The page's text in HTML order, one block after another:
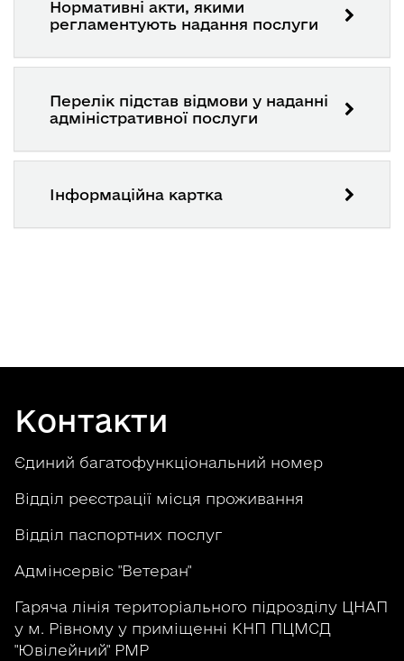
Нормативні акти, якими
регламентують надання послуги
Перелік підстав відмови у наданні
адміністративної послуги
Інформаційна картка
Контакти
Єдиний багатофункціональний номер
Відділ реєстрації місця проживання
Відділ паспортних послуг
Адмінсервіс "Ветеран"
Гаряча лінія територіального підрозділу ЦНАП
у м. Рівному у приміщенні КНП ПЦМСД
"Ювілейний" РМР